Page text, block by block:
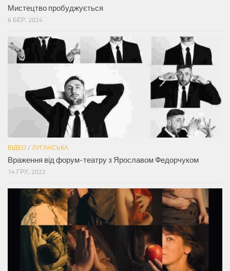
Мистецтво пробуджується
6 БЕР, 2024
ВІДЕО / ЛУГАНСЬКА
Враження від форум-театру з Ярославом Федорчуком
14 ГРУ, 2022